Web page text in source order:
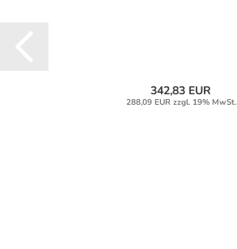
342,83 EUR
288,09 EUR zzgl. 19% MwSt.